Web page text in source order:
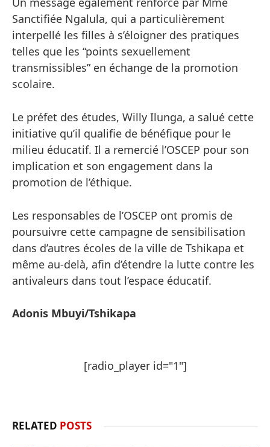
Sanctifiée Ngalula, qui a particulièrement
interpellé les filles à s’éloigner des pratiques
telles que les “points sexuellement
transmissibles” en échange de la promotion
scolaire.
Le préfet des études, Willy Ilunga, a salué cette
initiative qu’il qualifie de bénéfique pour le
milieu éducatif. Il a remercié l’OSCEP pour son
implication et son engagement dans la
promotion de l’éthique.
Les responsables de l’OSCEP ont promis de
poursuivre cette campagne de sensibilisation
dans d’autres écoles de la ville de Tshikapa et
même au-delà, afin d’étendre la lutte contre les
antivaleurs dans tout l’espace éducatif.
Adonis Mbuyi/Tshikapa
[radio_player id="1"]
RELATED POSTS